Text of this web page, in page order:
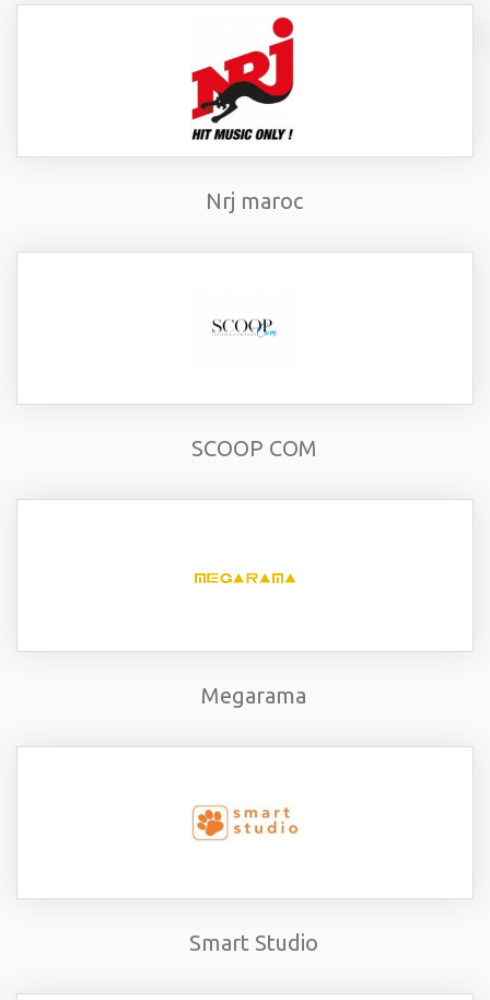
Nrj maroc
SCOOP COM
Megarama
Smart Studio